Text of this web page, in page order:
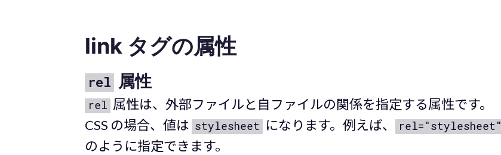
link タグの属性
rel 属性
rel 属性は、外部ファイルと自ファイルの関係を指定する属性です。
CSS の場合、値は stylesheet になります。例えば、 rel="stylesheet"
のように指定できます。